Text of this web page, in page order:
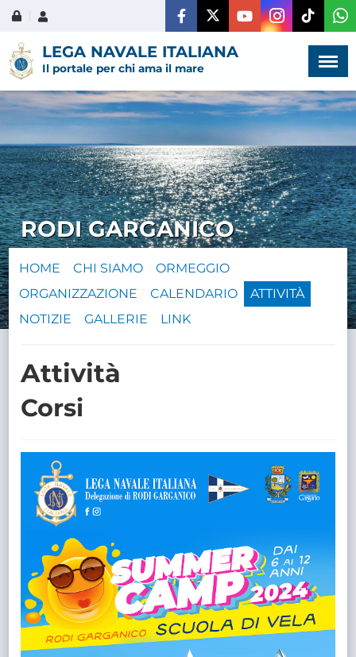
LEGA NAVALE ITALIANA
Il portale per chi ama il mare
RODI GARGANICO
HOME CHI SIAMO
ORMEGGIO
ORGANIZZAZIONE
CALENDARIO
ATTIVITÀ
NOTIZIE
GALLERIE LINK
Attività
Corsi
Menù ×
HOME
CHI SIAMO
LA VITA
DELL'ASSOCIAZIONE
COMUNICAZIONE,
PROGETTI ED EDITORIA